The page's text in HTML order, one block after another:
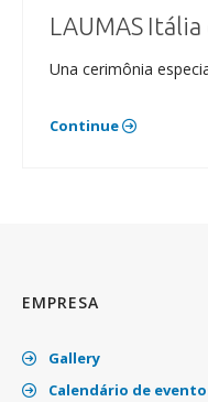
LAUMAS Itália
Una cerimônia
Continue
EMPRESA
Gallery
Calendário de